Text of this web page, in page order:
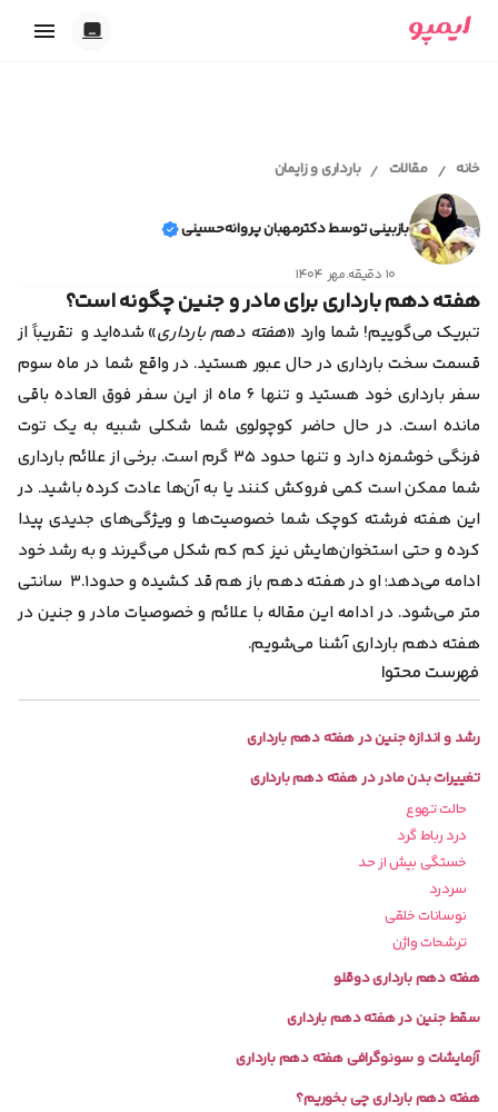
پریود و پیشگیری
اقدام به بارداری
شیردهی
همدلی
ابزارهای آنلاین
محاسبه سن بارداری و تقویم بارداری
تست حاملگی آنلاین
محاسبه آنلاین تخمک گذاری
محاسبه آنلاین سیکل قاعدگی
ابزار انتخاب اسم دختر
ابزار انتخاب اسم پسر
تست ژنتیک قبل از بارداری
مجله سلامت
اقدام به بارداری
بارداری و زایمان
پیشگیری از بارداری
پریود و قاعدگی
سکس‌تراپی
روانشناسی
سلامت بانوان
سلامت آقایان
همدلی و رابطه عاطفی
بیماری‌ها
خودمراقبتی
کلینیک سلامت
ایمپو آقایان
خانه / مقالات / بارداری و زایمان
بازبینی توسط دکترمهبان پروانه‌حسینی
۱۰ دقیقه .مهر ۱۴۰۴
هفته دهم بارداری برای مادر و جنین چگونه است؟
تبریک می‌گوییم! شما وارد «هفته دهم بارداری» شده‌اید و تقریباً از
قسمت سخت بارداری در حال عبور هستید. در واقع شما در ماه سوم
سفر بارداری
خود هستید و تنها ۶ ماه از این سفر فوق العاده باقی
مانده است. در حال حاضر کوچولوی شما شکلی شبیه به یک توت
فرنگی خوشمزه دارد و تنها حدود ۳۵ گرم است.
برخی از علائم بارداری
شما ممکن است کمی فروکش کنند یا به آن‌ها عادت کرده باشید. در
این هفته فرشته کوچک شما خصوصیت‌ها و ویژگی‌های جدیدی پیدا
کرده و حتی استخوان‌هایش نیز کم کم شکل می‌گیرند و به رشد خود
ادامه می‌دهد؛ او در هفته دهم باز هم قد کشیده و
حدود۳.۱ سانتی
مترمی‌شود. در ادامه این مقاله با علائم و خصوصیات مادر و جنین در
هفته دهم بارداری آشنا می‌شویم.
فهرست محتوا
رشد و اندازه جنین در هفته دهم بارداری
تغییرات بدن مادر در هفته دهم بارداری
حالت تهوع
درد رباط گرد
خستگی بیش از حد
سردرد
نوسانات خلقی
ترشحات واژن
هفته دهم بارداری دوقلو
سقط جنین در هفته دهم بارداری
آزمایشات و سونوگرافی هفته دهم بارداری
هفته دهم بارداری چی بخوریم؟